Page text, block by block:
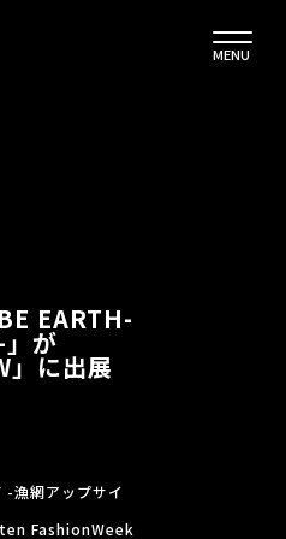
MENU
EARTH-
が
に出展
-漁網アップサイ
FashionWeek